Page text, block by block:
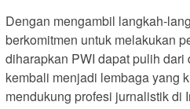
Dengan mengambil langkah-
berkomitmen untuk melakukan
diharapkan PWI dapat pulih dari
kembali menjadi lembaga yang
mendukung profesi jurnalistik di